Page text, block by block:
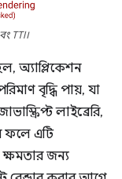
TTI।
অ্যাপ্লিকেশন
বৃদ্ধি পায়, যা
লাইব্রেরি,
ফলে এটি
ক্ষমতার জন্য